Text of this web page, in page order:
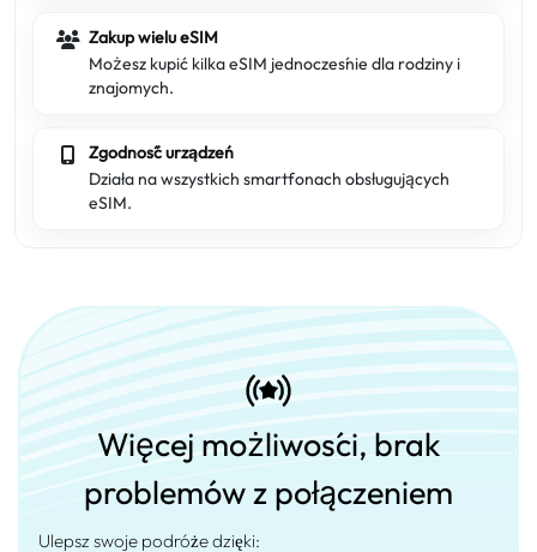
Zakup wielu eSIM
Możesz kupić kilka eSIM jednocześnie dla rodziny i
znajomych.
Zgodność urządzeń
Działa na wszystkich smartfonach obsługujących
eSIM.
Więcej możliwości, brak
problemów z połączeniem
Ulepsz swoje podróże dzięki: